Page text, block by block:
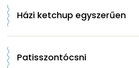
Házi ketchup egyszerűen
Patisszontócsni